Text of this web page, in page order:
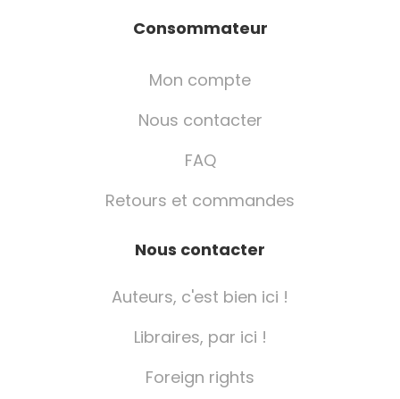
Consommateur
Mon compte
Nous contacter
FAQ
Retours et commandes
Nous contacter
Auteurs, c'est bien ici !
Libraires, par ici !
Foreign rights